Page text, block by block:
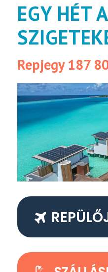
EGY HÉT
Repjegy 187